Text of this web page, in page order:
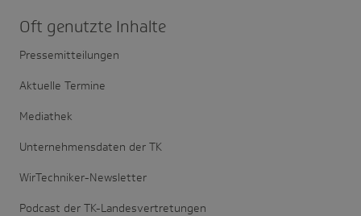
Oft genutzte Inhalte
Pressemitteilungen
Aktuelle Termine
Mediathek
Unternehmensdaten der TK
WirTechniker-Newsletter
Podcast der TK-Landesvertretungen